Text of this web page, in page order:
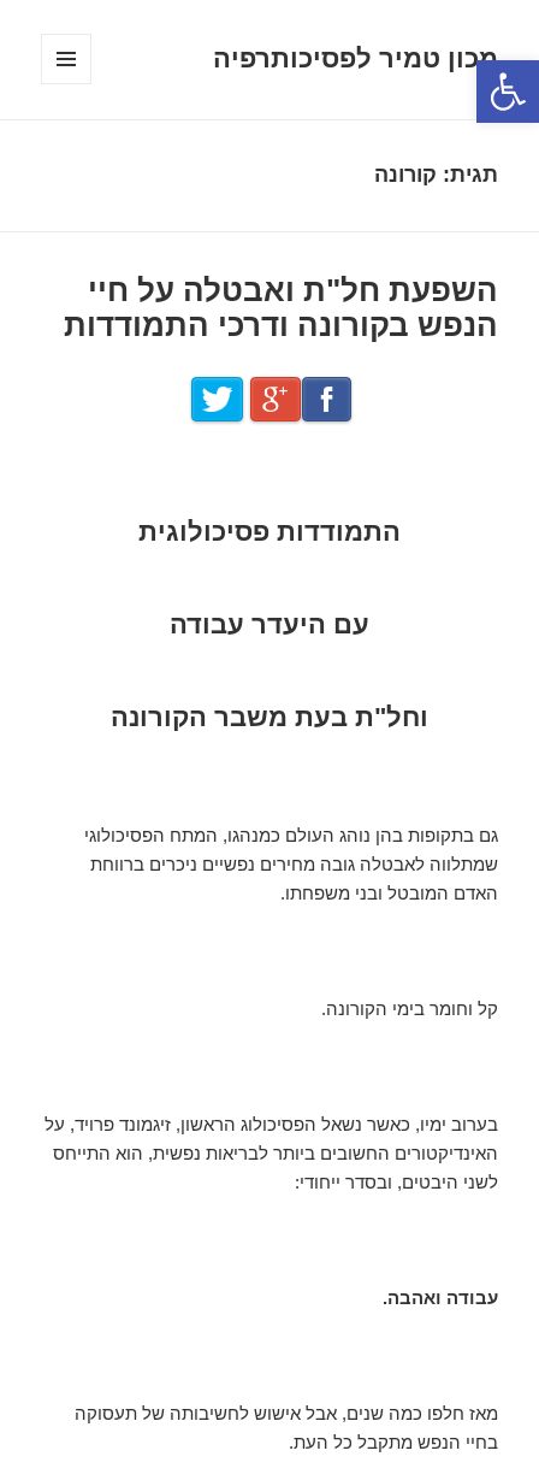
פתח סרגל נגישות
מכון טמיר לפסיכותרפיה
תגית: קורונה
השפעת חל"ת ואבטלה על חיי
הנפש בקורונה ודרכי התמודדות
התמודדות פסיכולוגית
עם היעדר עבודה
וחל"ת בעת משבר הקורונה
גם בתקופות בהן נוהג העולם כמנהגו, המתח הפסיכולוגי
שמתלווה לאבטלה גובה מחירים נפשיים ניכרים ברווחת
האדם המובטל ובני משפחתו.
קל וחומר בימי הקורונה.
בערוב ימיו, כאשר נשאל הפסיכולוג הראשון, זיגמונד פרויד, על
האינדיקטורים החשובים ביותר לבריאות נפשית, הוא התייחס
לשני היבטים, ובסדר ייחודי:
עבודה ואהבה.
מאז חלפו כמה שנים, אבל אישוש לחשיבותה של תעסוקה
בחיי הנפש מתקבל כל העת.